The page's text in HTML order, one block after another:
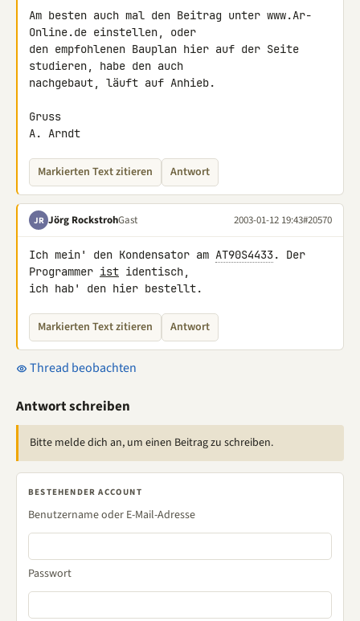
Am besten auch mal den Beitrag unter www.Ar-
Online.de einstellen, oder
den empfohlenen Bauplan hier auf der Seite
studieren, habe den auch
nachgebaut, läuft auf Anhieb.
Gruss
A. Arndt
Markierten Text zitieren Antwort
JR Jörg RockstrohGast 2003-01-12 19:43#20570
Ich mein' den Kondensator am AT90S4433. Der
Programmer ist identisch,
ich hab' den hier bestellt.
Markierten Text zitieren Antwort
Thread beobachten
Antwort schreiben
Bitte melde dich an, um einen Beitrag zu schreiben.
BESTEHENDER ACCOUNT
Benutzername oder E-Mail-Adresse
Passwort